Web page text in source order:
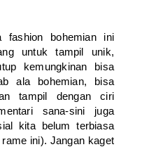
fashion bohemian ini
untuk tampil unik,
kemungkinan bisa
ala bohemian, bisa
tampil dengan ciri
sana-sini juga
kita belum terbiasa
ini). Jangan kaget